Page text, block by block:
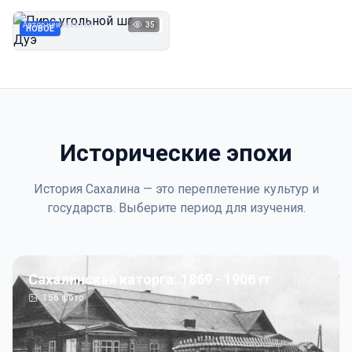
НОВОЕ 1923
Автор неизвестен 35
Исторические эпохи
История Сахалина — это переплетение культур и
государств. Выберите период для изучения.
Сахалинская каторга: 1869 - 1906 гг
156фото